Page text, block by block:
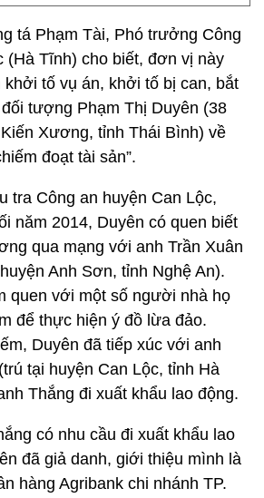
tá Phạm Tài, Phó trưởng Công
(Hà Tĩnh) cho biết, đơn vị này
tố vụ án, khởi tố bị can, bắt
tượng Phạm Thị Duyên (38
Xương, tỉnh Thái Bình) về
đoạt tài sản”.
tra Công an huyện Can Lộc,
năm 2014, Duyên có quen biết
qua mạng với anh Trần Xuân
Anh Sơn, tỉnh Nghệ An).
quen với một số người nhà họ
để thực hiện ý đồ lừa đảo.
Duyên đã tiếp xúc với anh
tại huyện Can Lộc, tỉnh Hà
Thắng đi xuất khẩu lao động.
có nhu cầu đi xuất khẩu lao
đã giả danh, giới thiệu mình là
hàng Agribank chi nhánh TP.